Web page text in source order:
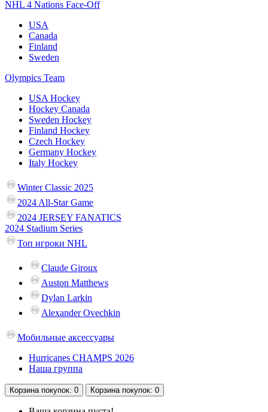
NHL 4 Nations Face-Off
USA
Canada
Finland
Sweden
Olympics Team
USA Hockey
Hockey Canada
Sweden Hockey
Finland Hockey
Czech Hockey
Germany Hockey
Italy Hockey
Winter Classic 2025
2024 All-Star Game
2024 JERSEY FANATICS
2024 Stadium Series
Топ игроки NHL
Claude Giroux
Auston Matthews
Dylan Larkin
Alexander Ovechkin
Мобильные аксессуары
Hurricanes CHAMPS 2026
Наша группа
Корзина покупок: 0 Корзина покупок: 0